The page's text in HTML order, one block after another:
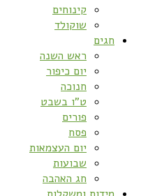
קינוחים
שוקולד
חגים
ראש השנה
יום כיפור
חנוכה
ט”ו בשבט
פורים
פסח
יום העצמאות
שבועות
חג האהבה